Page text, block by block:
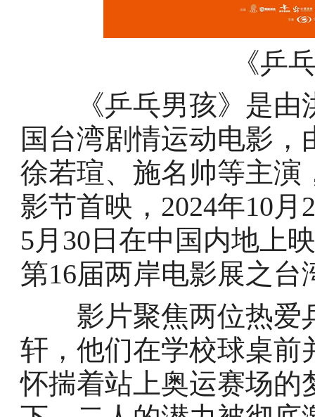
《乒
《乒乓男孩》是由
国台湾剧情运动电影
徐若瑄、施名帅等主演
影节首映，2024年10
5月30日在中国内地上
第16届两岸电影展之台
影片聚焦两位热爱
轩，他们在学校球桌前
怀揣着站上奥运赛场的